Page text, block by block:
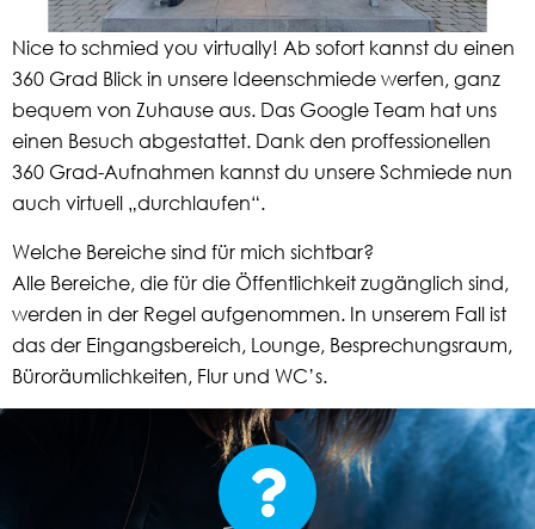
Nice to schmied you virtually! Ab sofort kannst du einen
360 Grad Blick in unsere Ideenschmiede werfen, ganz
bequem von Zuhause aus. Das Google Team hat uns
einen Besuch abgestattet. Dank den proffessionellen
360 Grad-Aufnahmen kannst du unsere Schmiede nun
auch virtuell „durchlaufen“.
Welche Bereiche sind für mich sichtbar?
Alle Bereiche, die für die Öffentlichkeit zugänglich sind,
werden in der Regel aufgenommen. In unserem Fall ist
das der Eingangsbereich, Lounge, Besprechungsraum,
Büroräumlichkeiten, Flur und WC’s.